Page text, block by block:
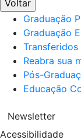
Voltar
Graduação
Graduação
Reabra sua
Pós-
Educação
Newsletter
Acessibilidade